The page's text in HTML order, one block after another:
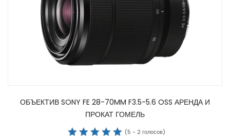
ОБЪЕКТИВ SONY FE 28-70MM F3.5-5.6 OSS АРЕНДА И
ПРОКАТ ГОМЕЛЬ
(5 - 2 голосов)